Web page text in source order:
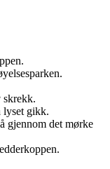
skrekk.
lyset gikk.
gjennom det mørke